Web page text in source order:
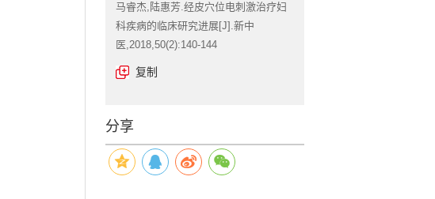
马睿杰,陆惠芳.经皮穴位电刺激治疗妇
科疾病的临床研究进展[J].新中
医,2018,50(2):140-144
复制
分享